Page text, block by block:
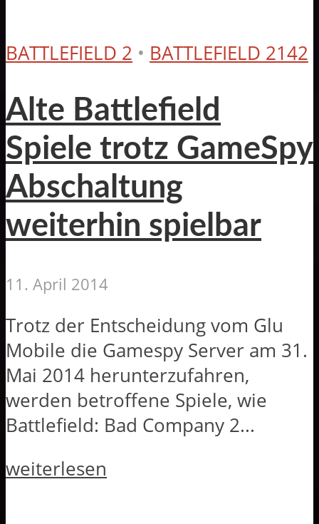
BATTLEFIELD 2 • BATTLEFIELD 2142
Alte Battlefield
Spiele trotz GameSpy
Abschaltung
weiterhin spielbar
11. April 2014
Trotz der Entscheidung vom Glu
Mobile die Gamespy Server am 31.
Mai 2014 herunterzufahren,
werden betroffene Spiele, wie
Battlefield: Bad Company 2...
weiterlesen